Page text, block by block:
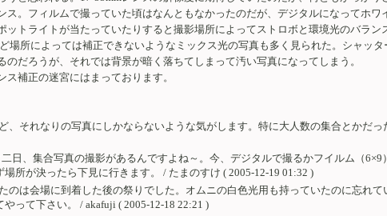
ス。フィルムで撮っていた頃はなんともなかったのだが、デジタルになってホ
ットライトが当たっていたりすると撮影場所によってストロボと環境光のバラ
場所によっては補正できないようなミックス光の写真も多く見られた。シャッ
だろうが、それでは背景が暗く落ちてしまって汚い写真になってしまう。
補正の迷宮にはまっております。
、それなりの写真にしかならないような気がします。特に大人数の集合とかだ
日、集合写真の撮影があるんですよね～。今、デジタルで撮るかフイルム（
所が決ったら下見に行きます。 / たまのすけ ( 2005-12-19 01:32 )
のは会場に到着した後の祭りでした。オムニの白色光用も持っていたのに忘れ
って下さい。 / akafuji ( 2005-12-18 22:21 )